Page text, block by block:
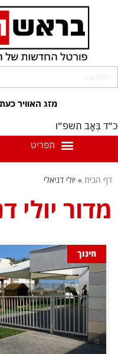
כ״ד בְּאָב תשפ״ו
דף הבית » יולי דניאלי
מדור יולי
חינוך